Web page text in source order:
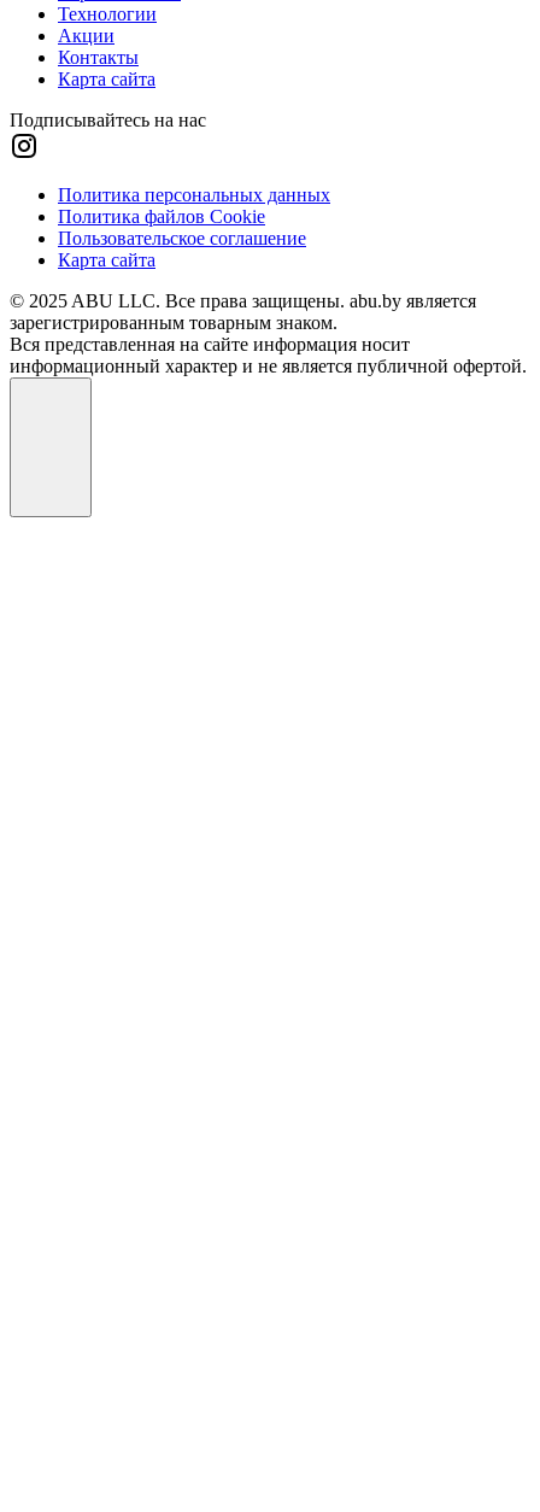
Технологии
Акции
Контакты
Карта сайта
Подписывайтесь на нас
Политика персональных данных
Политика файлов Cookie
Пользовательское соглашение
Карта сайта
© 2025 ABU LLC. Все права защищены. abu.by является
зарегистрированным товарным знаком.
Вся представленная на сайте информация носит
информационный характер и не является публичной офертой.